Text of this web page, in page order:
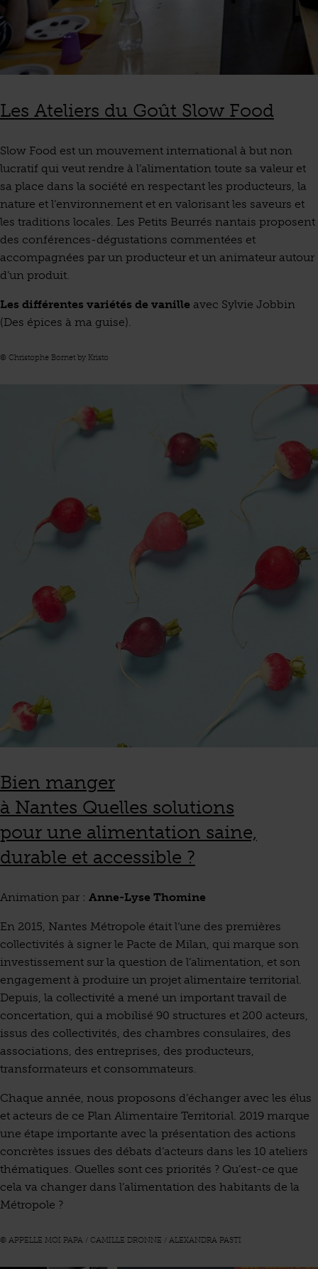
Les Ateliers du Goût Slow Food
Slow Food est un mouvement international à but non
lucratif qui veut rendre à l’alimentation toute sa valeur et
sa place dans la société en respectant les producteurs, la
nature et l’environnement et en valorisant les saveurs et
les traditions locales. Les Petits Beurrés nantais proposent
des conférences-dégustations commentées et
accompagnées par un producteur et un animateur autour
d’un produit.
Les différentes variétés de vanille avec Sylvie Jobbin
(Des épices à ma guise).
© Christophe Bornet by Kristo
Bien manger
à Nantes Quelles solutions
pour une alimentation saine,
durable et accessible ?
Animation par : Anne-Lyse Thomine
En 2015, Nantes Métropole était l’une des premières
collectivités à signer le Pacte de Milan, qui marque son
investissement sur la question de l’alimentation, et son
engagement à produire un projet alimentaire territorial.
Depuis, la collectivité a mené un important travail de
concertation, qui a mobilisé 90 structures et 200 acteurs,
issus des collectivités, des chambres consulaires, des
associations, des entreprises, des producteurs,
transformateurs et consommateurs.
Chaque année, nous proposons d’échanger avec les élus
et acteurs de ce Plan Alimentaire Territorial. 2019 marque
une étape importante avec la présentation des actions
concrètes issues des débats d’acteurs dans les 10 ateliers
thématiques. Quelles sont ces priorités ? Qu’est-ce que
cela va changer dans l’alimentation des habitants de la
Métropole ?
© APPELLE MOI PAPA / CAMILLE DRONNE / ALEXANDRA PASTI